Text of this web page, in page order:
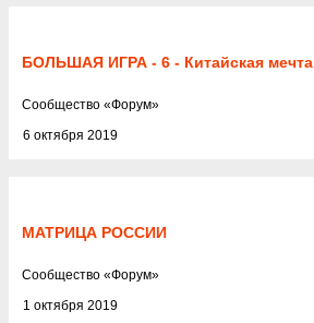
БОЛЬШАЯ ИГРА - 6 - Китайская мечта
6 октября 2019
Cообщество «Форум»
МАТРИЦА РОССИИ
1 октября 2019
Cообщество «Форум»